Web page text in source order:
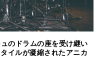
のドラムの座を受け継い
イルが凝縮されたアニカ